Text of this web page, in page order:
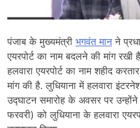
पंजाब के मुख्यमंत्री भगवंत मानने
एयरपोर्ट का नाम बदलने की मांग रखी
हलवारा एयरपोर्ट का नाम शहीद
मांग की है. लुधियाना में हलवारा
उद्घाटन समारोह के अवसर पर उन्होंने
फरवरी) को लुधियाना के हलवारा